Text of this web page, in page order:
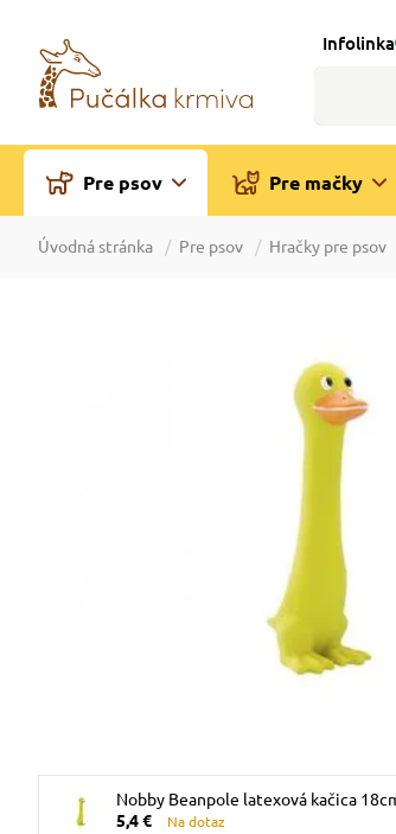
Infolinka
Pre psov Pre mačky
Úvodná stránka Pre psov Hračky pre psov
Nobby Beanpole latexová kačica
5,4 €
Na dotaz